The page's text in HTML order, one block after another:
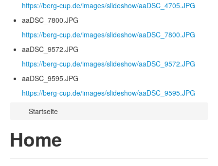
https://berg-cup.de/images/slideshow/aaDSC_4705.JPG
aaDSC_7800.JPG
https://berg-cup.de/images/slideshow/aaDSC_7800.JPG
aaDSC_9572.JPG
https://berg-cup.de/images/slideshow/aaDSC_9572.JPG
aaDSC_9595.JPG
https://berg-cup.de/images/slideshow/aaDSC_9595.JPG
Startseite
Home